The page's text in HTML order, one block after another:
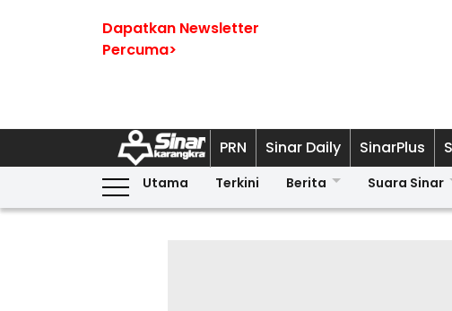
Dapatkan Newsletter
Percuma>
PRN Sinar Daily SinarPlus
Utama Terkini Berita Suara Sinar